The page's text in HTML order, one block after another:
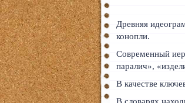
Древняя
конопли.
Современный
паралич»,
В качестве
Донат
Платное